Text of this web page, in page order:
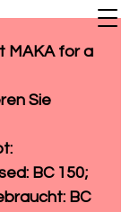
MAKA for a
Sie
BC 150;
BC